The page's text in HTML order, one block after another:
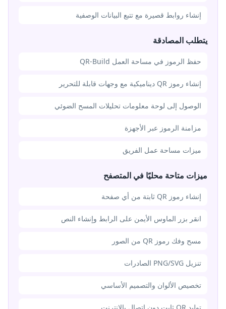
إنشاء روابط قصيرة مع تتبع البيانات الوصفية
يتطلب المصادقة
حفظ الرموز في مساحة العمل QR-Build
إنشاء رموز QR ديناميكية مع وجهات قابلة للتحرير
الوصول إلى لوحة معلومات تحليلات المسح الضوئي
مزامنة الرموز عبر الأجهزة
ميزات مساحة عمل الفريق
ميزات متاحة محليًا في المتصفح
إنشاء رموز QR ثابتة من أي صفحة
انقر بزر الماوس الأيمن على الرابط وإنشاء النص
مسح وفك رموز QR من الصور
تنزيل PNG/SVG الصادرات
تخصيص الألوان والتصميم الأساسي